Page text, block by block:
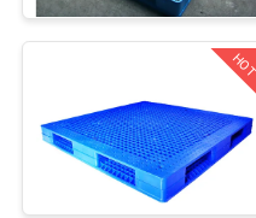
VỀ
TÔI
Kệ
lọc
HOT